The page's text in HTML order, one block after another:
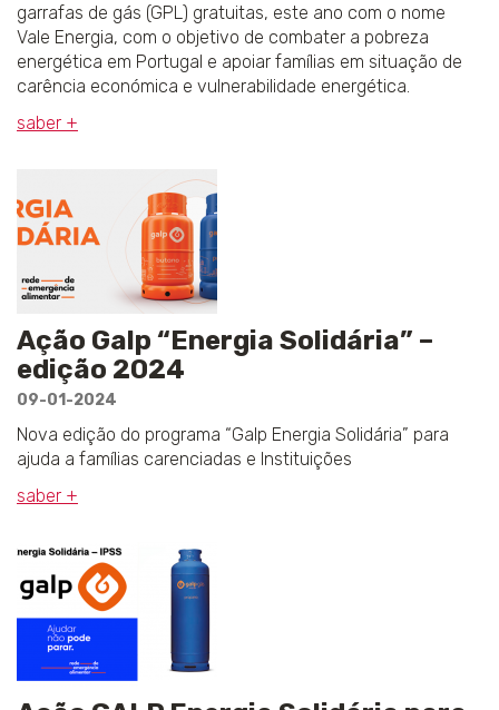
garrafas de gás (GPL) gratuitas, este ano com o nome
Vale Energia, com o objetivo de combater a pobreza
energética em Portugal e apoiar famílias em situação de
carência económica e vulnerabilidade energética.
saber +
Ação Galp “Energia Solidária” –
edição 2024
09-01-2024
Nova edição do programa “Galp Energia Solidária” para
ajuda a famílias carenciadas e Instituições
saber +